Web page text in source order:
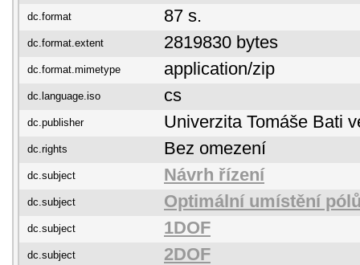
dc.format 87 s.
dc.format.extent 2819830 bytes
dc.format.mimetype application/zip
dc.language.iso cs
dc.publisher Univerzita Tomáše Bati
dc.rights Bez omezení
dc.subject Návrh řízení
dc.subject Optimální umístění
dc.subject 1DOF
dc.subject 2DOF